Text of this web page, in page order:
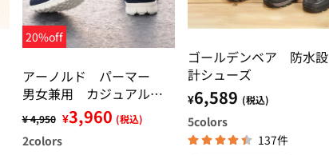
20%off
アーノルド パーマー
男女兼用 カジュアルス
リッポン
¥ 4,950 ¥3,960 (税込)
2colors
ゴールデンベア 防水設
計シューズ
¥6,589 (税込)
5colors
137件